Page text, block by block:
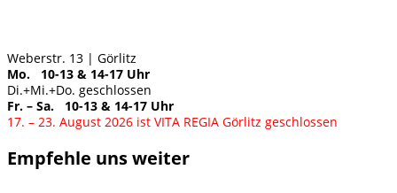
Weberstr. 13 | Görlitz
Mo. 10-13 & 14-17 Uhr
Di.+Mi.+Do. geschlossen
Fr. – Sa. 10-13 & 14-17 Uhr
17. – 23. August 2026 ist VITA REGIA Görlitz geschlossen
Empfehle uns weiter